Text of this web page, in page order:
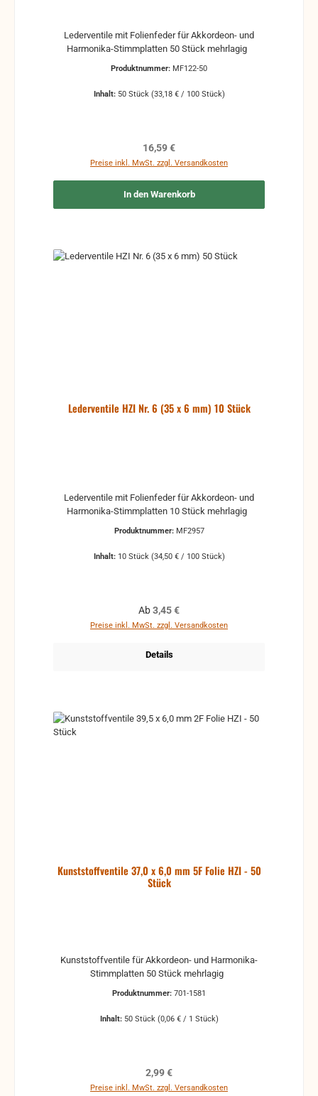
Lederventile mit Folienfeder für Akkordeon- und
Produktnummer: MF122-50
Inhalt: 50 Stück (33,18 € / 100 Stück)
Regulärer Preis:
16,59 €
Preise inkl. MwSt. zzgl. Versandkosten
In den Warenkorb
Lederventile HZI Nr. 6 (35 x 6 mm) 10 Stück
Lederventile mit Folienfeder für Akkordeon- und
Produktnummer: MF2957
Inhalt: 10 Stück (34,50 € / 100 Stück)
Regulärer Preis:
Ab3,45 €
Preise inkl. MwSt. zzgl. Versandkosten
Details
Kunststoffventile 37,0 x 6,0 mm 5F Folie HZI - 50
Stück
Kunststoffventile für Akkordeon- und Harmonika-
Produktnummer: 701-1581
Inhalt: 50 Stück (0,06 € / 1 Stück)
Regulärer Preis:
2,99 €
Preise inkl. MwSt. zzgl. Versandkosten